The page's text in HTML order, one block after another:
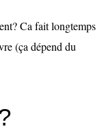
Ca fait longtemps
(ça dépend du